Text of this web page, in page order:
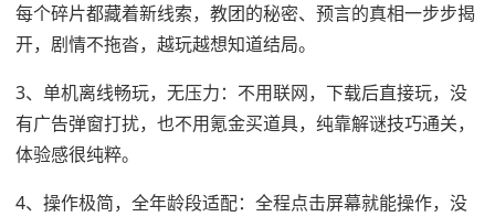
每个碎片都藏着新线索，教团的秘密、预言的真相一步步揭
开，剧情不拖沓，越玩越想知道结局。
3、单机离线畅玩，无压力：不用联网，下载后直接玩，没
有广告弹窗打扰，也不用氪金买道具，纯靠解谜技巧通关，
体验感很纯粹。
4、操作极简，全年龄段适配：全程点击屏幕就能操作，没